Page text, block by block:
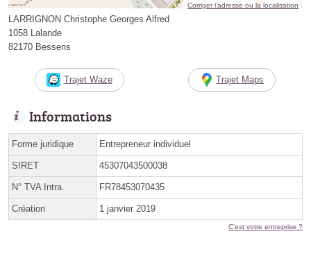
Corriger l’adresse ou la localisation
LARRIGNON Christophe Georges Alfred
1058 Lalande
82170 Bessens
Trajet Waze Trajet Maps
Informations
Forme juridique Entrepreneur individuel
SIRET 45307043500038
N° TVA Intra. FR78453070435
Création 1 janvier 2019
C'est votre entreprise ?